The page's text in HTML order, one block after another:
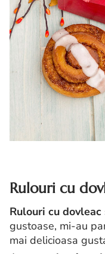
Rulouri cu
Rulouri cu
gustoase, mi-au
mai delicioasa